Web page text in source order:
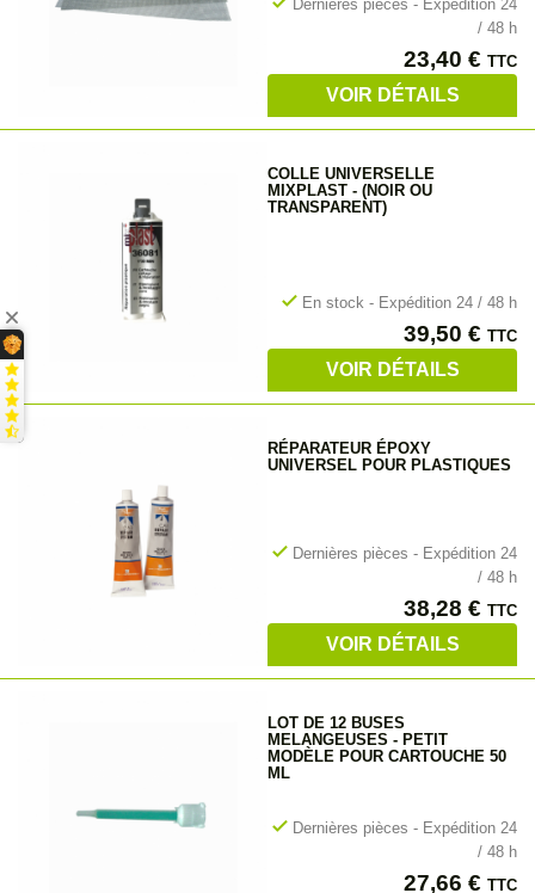
Dernières pièces - Expédition 24
/ 48 h
Prix
23,40 € TTC
VOIR DÉTAILS
COLLE UNIVERSELLE
MIXPLAST - (NOIR OU
TRANSPARENT)
check En stock - Expédition 24 / 48 h
Prix
39,50 € TTC
VOIR DÉTAILS
RÉPARATEUR ÉPOXY
UNIVERSEL POUR PLASTIQUES
check Dernières pièces - Expédition 24
/ 48 h
Prix
38,28 € TTC
VOIR DÉTAILS
LOT DE 12 BUSES
MELANGEUSES - PETIT
MODÈLE POUR CARTOUCHE 50
ML
check Dernières pièces - Expédition 24
/ 48 h
Prix
27,66 € TTC